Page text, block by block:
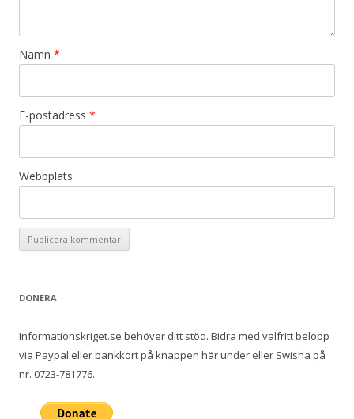
Namn *
E-postadress *
Webbplats
DONERA
Informationskriget.se behöver ditt stöd. Bidra med valfritt belopp
via Paypal eller bankkort på knappen här under eller Swisha på
nr. 0723-781776.